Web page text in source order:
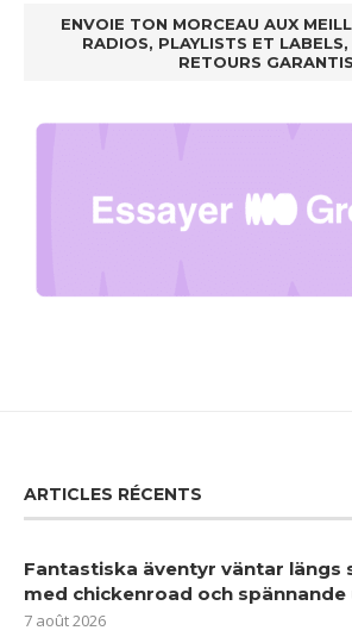
ENVOIE TON MORCEAU AUX
RADIOS, PLAYLISTS ET
RETOURS GARANTIS
ARTICLES RÉCENTS
Fantastiska äventyr väntar längs
med chickenroad och
7 août 2026